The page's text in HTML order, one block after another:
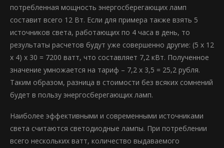
потребленная мощность энергосберегающих ламп
составит всего 12 Вт. Если для примера также взять 5
источников света, работающих по 4 часа в день, то
результаты расчетов будут уже совершенно другие: (5 х 12
х 4) х 30 = 7200 ватт, что составляет 7,2 кВт. Полученное
значение умножается на тариф – 7,2 х 3,5 = 25,2 рубля.
Таким образом, разница в стоимости без всяких сомнений
будет в пользу энергосберегающих ламп.
Наиболее эффективными и современными источниками
света считаются светодиодные лампы. При потреблении
всего нескольких ватт, количество выдаваемого